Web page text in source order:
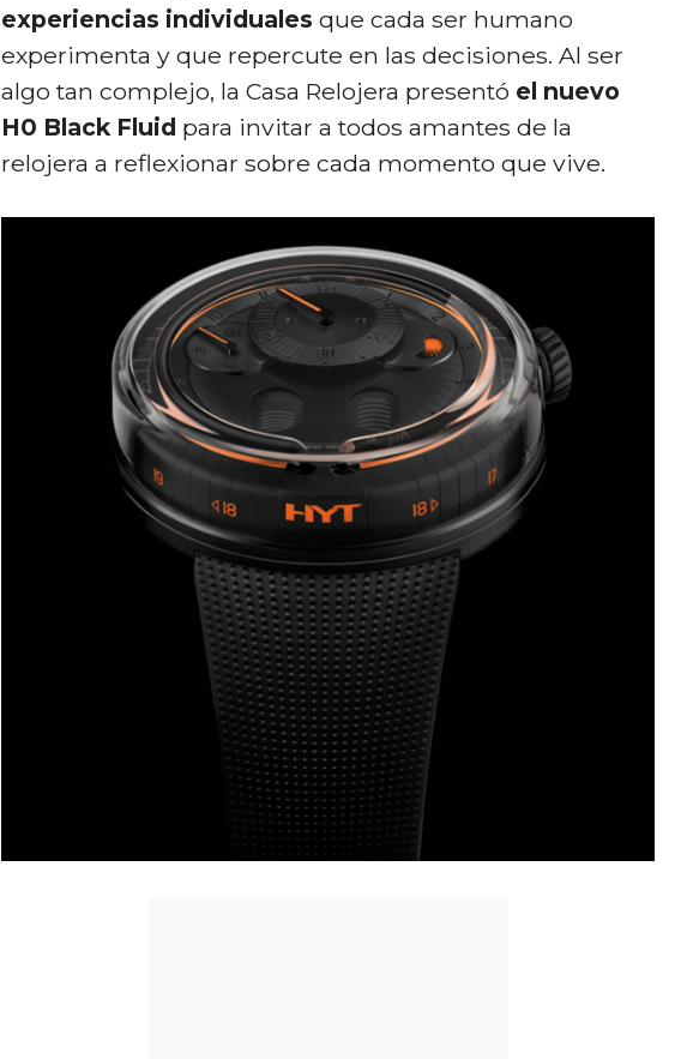
experiencias individuales que cada ser humano
experimenta y que repercute en las decisiones. Al ser
algo tan complejo, la Casa Relojera presentó el nuevo
H0 Black Fluid para invitar a todos amantes de la
relojera a reflexionar sobre cada momento que vive.